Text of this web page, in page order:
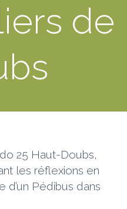
de
25 Haut-Doubs,
les réflexions en
d’un Pédibus dans